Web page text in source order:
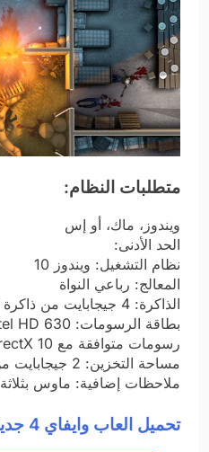
متطلبات النظام:
ويندوز، ماك، أو إس
الحد الأدنى:
نظام التشغيل: ويندوز 10
المعالج: رباعي النواة
الذاكرة: 4 جيجابايت من ذاكرة الوصول العشوائي (RAM)
رسومات متوافقة مع OpenGL 3.1 / DirectX 10)
مساحة التخزين: 2 جيجابايت من المساحة المتوفرة
ملاحظات إضافية: ماوس بثلاثة
تحميل العاب وايفاي 4 جديدة